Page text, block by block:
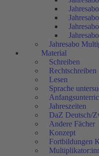
Jahresabo
Material
Schreiben
Rechtschreiben
Lesen
Sprache
Jahreszeiten
DaZ Deutsch/
Andere Fächer
Konzept
Fortbildungen